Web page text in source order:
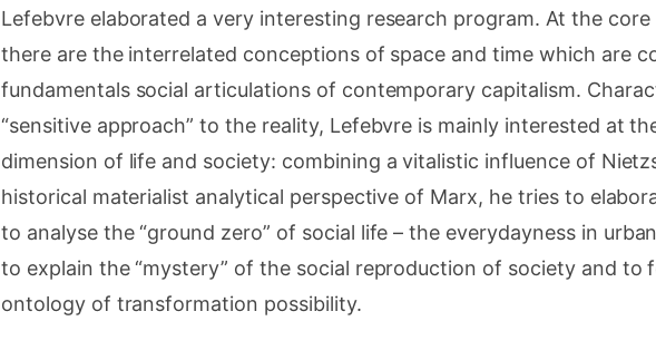
Lefebvre elaborated a very interesting research program. At the
there are the interrelated conceptions of space and time which are
fundamentals social articulations of contemporary capitalism.
“sensitive approach” to the reality, Lefebvre is mainly interested at
dimension of life and society: combining a vitalistic influence of
historical materialist analytical perspective of Marx, he tries to
to analyse the “ground zero” of social life – the everydayness in
to explain the “mystery” of the social reproduction of society and to
ontology of transformation possibility.